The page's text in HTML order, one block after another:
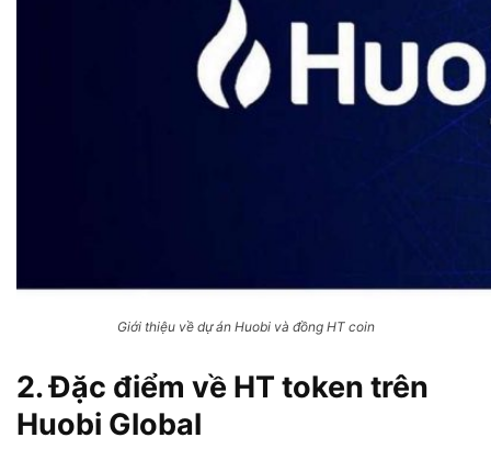
Giới thiệu về dự án Huobi và đồng HT coin
2. Đặc điểm về HT token trên
Huobi Global